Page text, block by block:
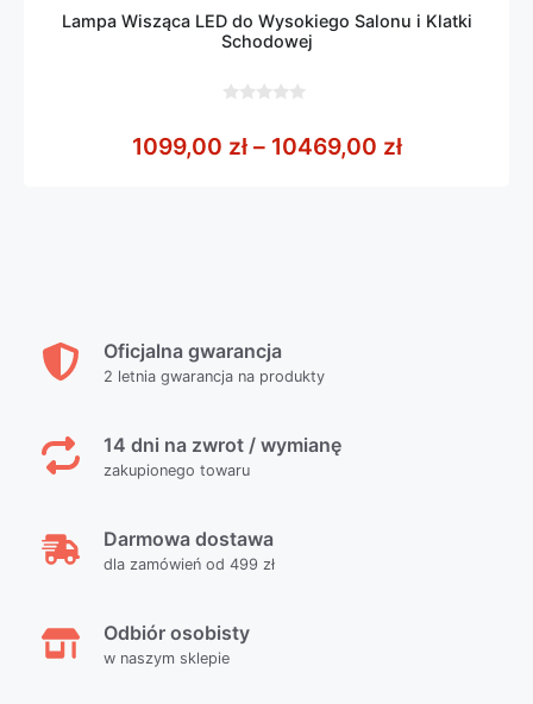
Lampa Wisząca LED do Wysokiego Salonu i Klatki
Schodowej
5
1099,00 zł – 10469,00 złZakres
Oficjalna gwarancja
2 letnia gwarancja na produkty
14 dni na zwrot / wymianę
zakupionego towaru
Darmowa dostawa
dla zamówień od 499 zł
Odbiór osobisty
w naszym sklepie